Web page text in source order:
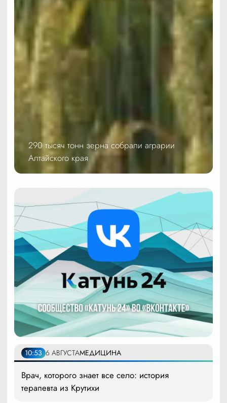
290 тысяч тонн зерна собрали аграрии
Алтайского края
10:53 6 АВГУСТАМЕДИЦИНА
Врач, которого знает все село: история
терапевта из Крутихи